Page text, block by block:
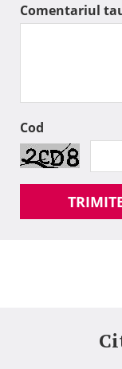
Comentariul
Cod